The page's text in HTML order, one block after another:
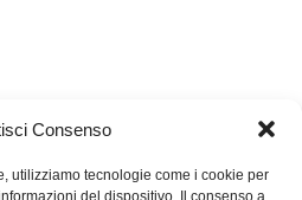
Consenso
utilizziamo tecnologie come i cookie per
del dispositivo. Il consenso a